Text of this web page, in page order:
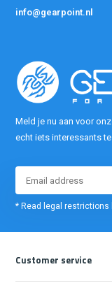
info@gearpoint.nl
Meld je nu aan voor
echt iets interessants
* Read legal restrictions
Customer service